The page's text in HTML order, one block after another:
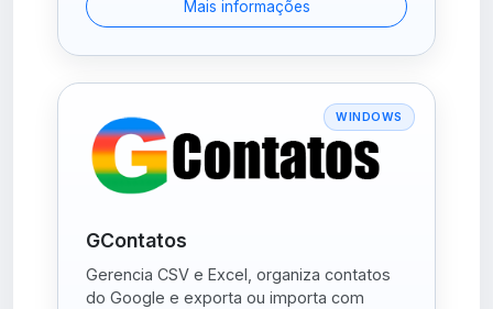
Mais informações
WINDOWS
GContatos
Gerencia CSV e Excel, organiza contatos
do Google e exporta ou importa com